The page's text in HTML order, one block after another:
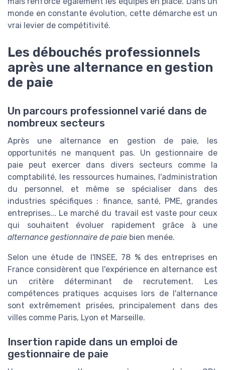
monde en constante évolution, cette démarche est un
vrai levier de compétitivité.
Les débouchés professionnels
après une alternance en gestion
de paie
Un parcours professionnel varié dans de
nombreux secteurs
Après une alternance en gestion de paie, les
opportunités ne manquent pas. Un gestionnaire de
paie peut exercer dans divers secteurs comme la
comptabilité, les ressources humaines, l'administration
du personnel, et même se spécialiser dans des
industries spécifiques : finance, santé, PME, grandes
entreprises... Le marché du travail est vaste pour ceux
qui souhaitent évoluer rapidement grâce à une
alternance gestionnaire de paie bien menée.
Selon une étude de l'INSEE, 78 % des entreprises en
France considèrent que l'expérience en alternance est
un critère déterminant de recrutement. Les
compétences pratiques acquises lors de l'alternance
sont extrêmement prisées, principalement dans des
villes comme Paris, Lyon et Marseille.
Insertion rapide dans un emploi de
gestionnaire de paie